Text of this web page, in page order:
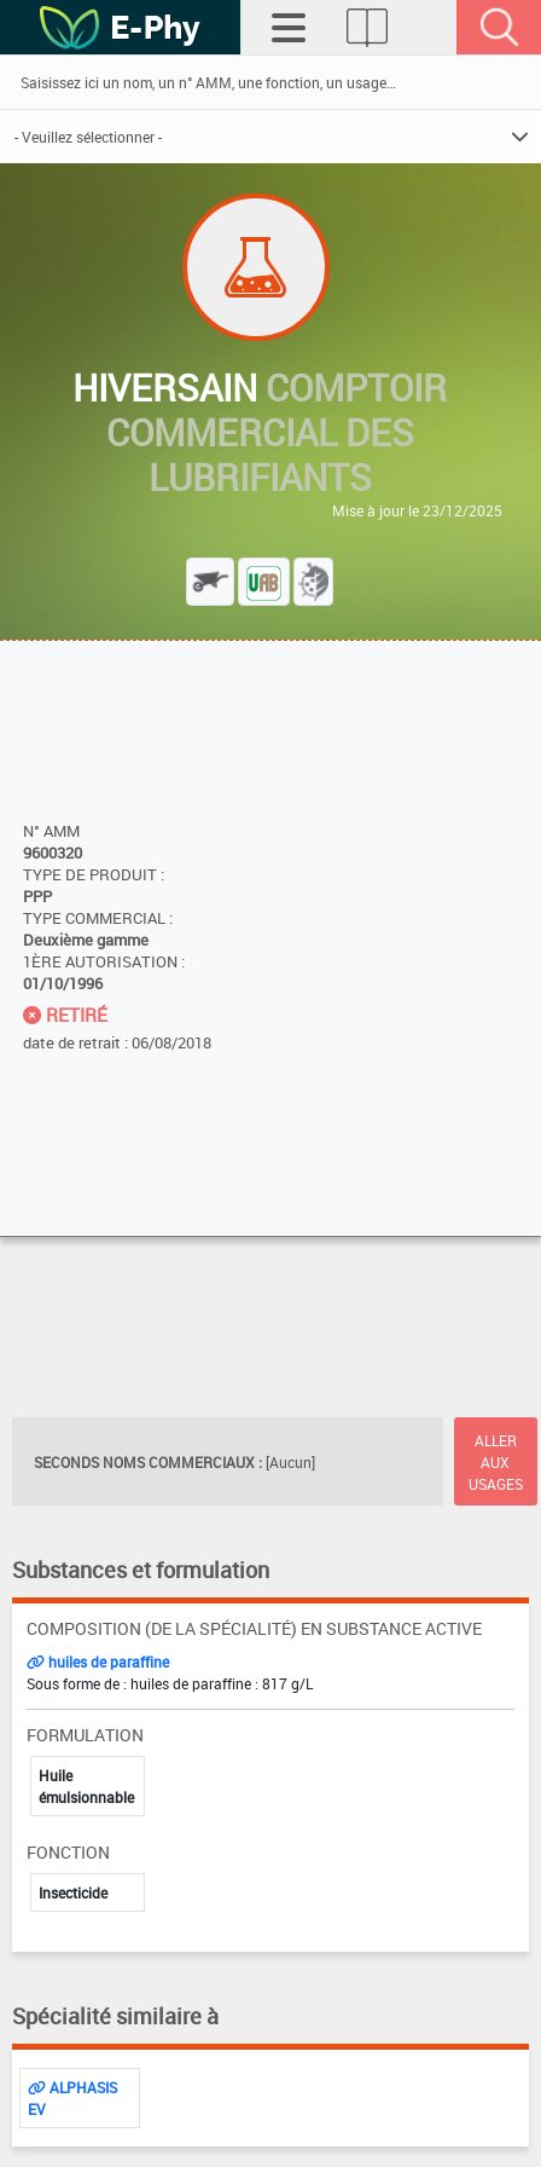
HIVERSAIN COMPTOIR
COMMERCIAL DES
LUBRIFIANTS
Mise à jour le 23/12/2025
N° AMM
9600320
TYPE DE PRODUIT :
PPP
TYPE COMMERCIAL :
Deuxième gamme
1ÈRE AUTORISATION :
01/10/1996
RETIRÉ
date de retrait : 06/08/2018
SECONDS NOMS COMMERCIAUX : [Aucun]
ALLER
AUX
USAGES
Substances et formulation
COMPOSITION (DE LA SPÉCIALITÉ) EN SUBSTANCE ACTIVE
huiles de paraffine
Sous forme de : huiles de paraffine : 817 g/L
FORMULATION
Huile
émulsionnable
FONCTION
Insecticide
Spécialité similaire à
ALPHASIS
EV